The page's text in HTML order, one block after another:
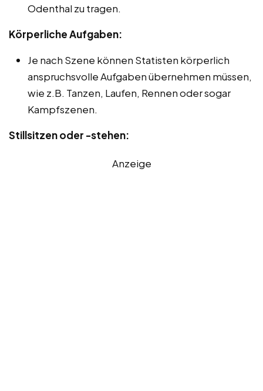
Odenthal zu tragen.
Körperliche Aufgaben:
Je nach Szene können Statisten körperlich
anspruchsvolle Aufgaben übernehmen müssen,
wie z.B. Tanzen, Laufen, Rennen oder sogar
Kampfszenen.
Stillsitzen oder -stehen:
Anzeige